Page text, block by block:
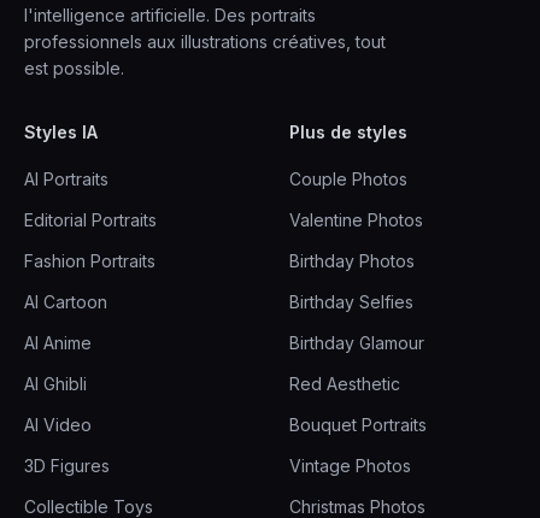
l'intelligence artificielle. Des portraits
professionnels aux illustrations créatives, tout
est possible.
Styles IA
AI Portraits
Editorial Portraits
Fashion Portraits
AI Cartoon
AI Anime
AI Ghibli
AI Video
3D Figures
Collectible Toys
Plus de styles
Couple Photos
Valentine Photos
Birthday Photos
Birthday Selfies
Birthday Glamour
Red Aesthetic
Bouquet Portraits
Vintage Photos
Christmas Photos